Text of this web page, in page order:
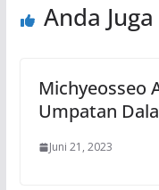
Anda
Michyeosseo
Umpatan
Juni 21, 2023